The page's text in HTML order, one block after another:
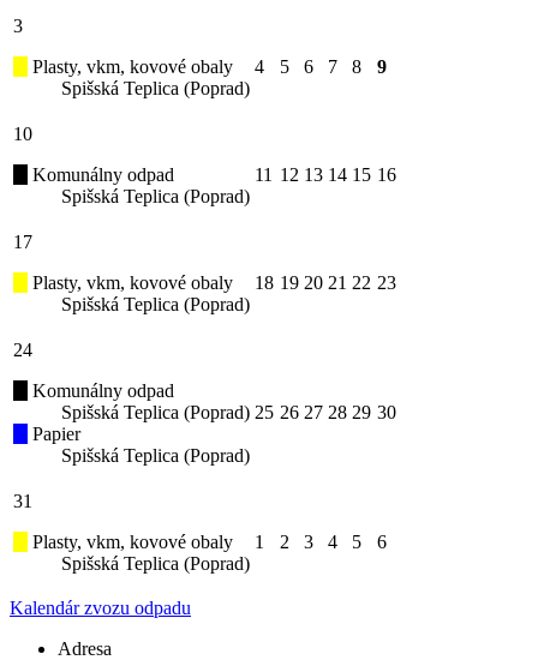
3
Plasty, vkm, kovové obaly
Spišská Teplica (Poprad)
4 5 6 7 8 9
10
Komunálny odpad
Spišská Teplica (Poprad)
11 12 13 14 15 16
17
Plasty, vkm, kovové obaly
Spišská Teplica (Poprad)
18 19 20 21 22 23
24
Komunálny odpad
Spišská Teplica (Poprad)
Papier
Spišská Teplica (Poprad)
25 26 27 28 29 30
31
Plasty, vkm, kovové obaly
Spišská Teplica (Poprad)
1 2 3 4 5 6
Kalendár zvozu odpadu
Adresa